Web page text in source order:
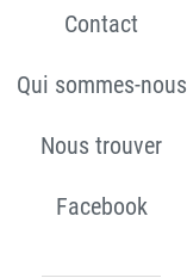
Contact
Qui sommes-nous
Nous trouver
Facebook